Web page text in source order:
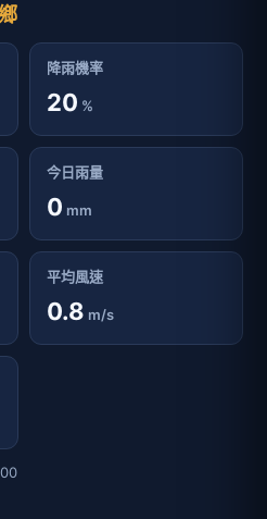
降雨機率
20 %
今日雨量
0 mm
平均風速
0.8 m/s